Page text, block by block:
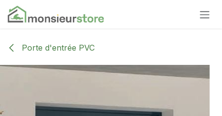
Se rendre au contenu
Porte d'entrée PVC